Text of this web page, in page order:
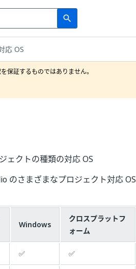
search
Search
応 OS
保証するものではありません。
ェクトの種類の対応 OS
のさまざまなプロジェクト対応 OS
Windows
クロスプラットフ
ォーム
✅ ✅